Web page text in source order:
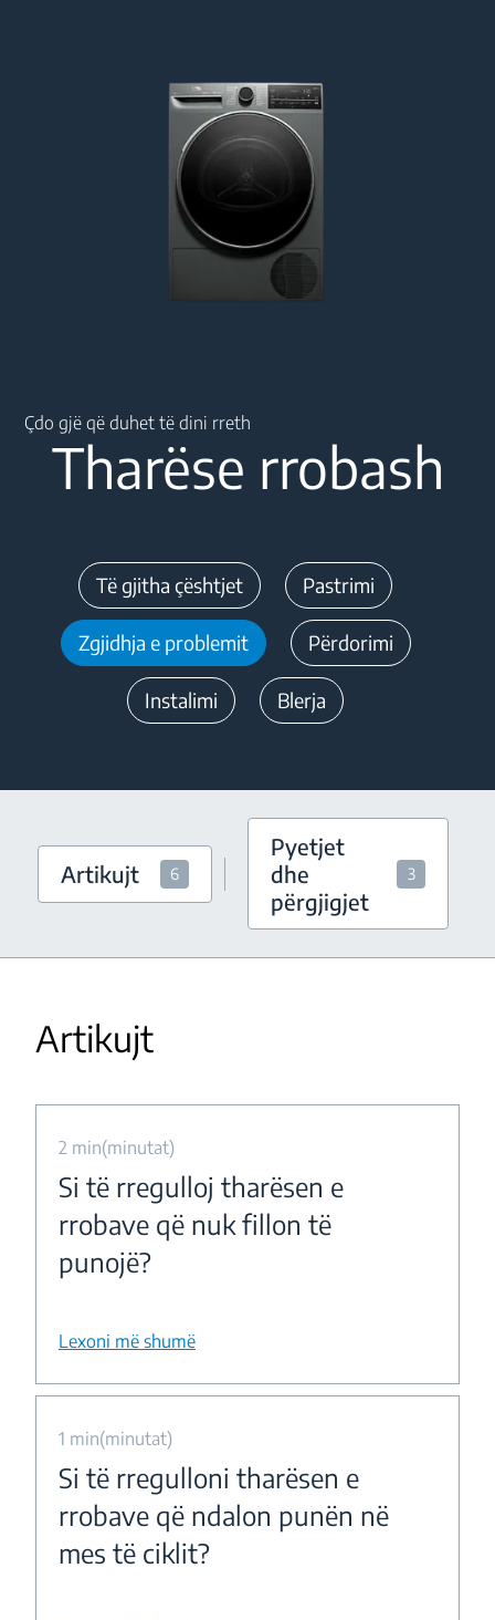
Çdo gjë që duhet të dini rreth
Tharëse rrobash
Të gjitha çështjet Pastrimi
Zgjidhja e problemit Përdorimi
Instalimi Blerja
Artikujt 6
Pyetjet
dhe
përgjigjet
3
Artikujt
2 min(minutat)
Si të rregulloj tharësen e
rrobave që nuk fillon të
punojë?
Lexoni më shumë
1 min(minutat)
Si të rregulloni tharësen e
rrobave që ndalon punën në
mes të ciklit?